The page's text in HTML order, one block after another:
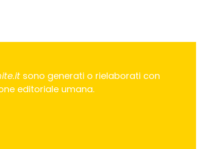
sono generati o rielaborati con
editoriale umana.